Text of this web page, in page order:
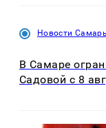
Новости
В Самаре
Садовой с 8